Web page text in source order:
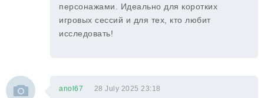
персонажами. Идеально для коротких
игровых сессий и для тех, кто любит
исследовать!
anol67 28 July 2025 23:18